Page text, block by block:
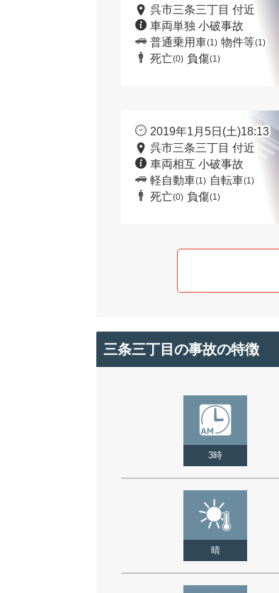
呉市三条三丁目 付近
車両単独 小破事故
普通乗用車(1) 物件等(1)
死亡(0) 負傷(1)
2019年1月5日(土)18:13
呉市三条三丁目 付近
車両相互 小破事故
軽自動車(1) 自転車(1)
死亡(0) 負傷(1)
三条三丁目の事故の特徴
3時
晴